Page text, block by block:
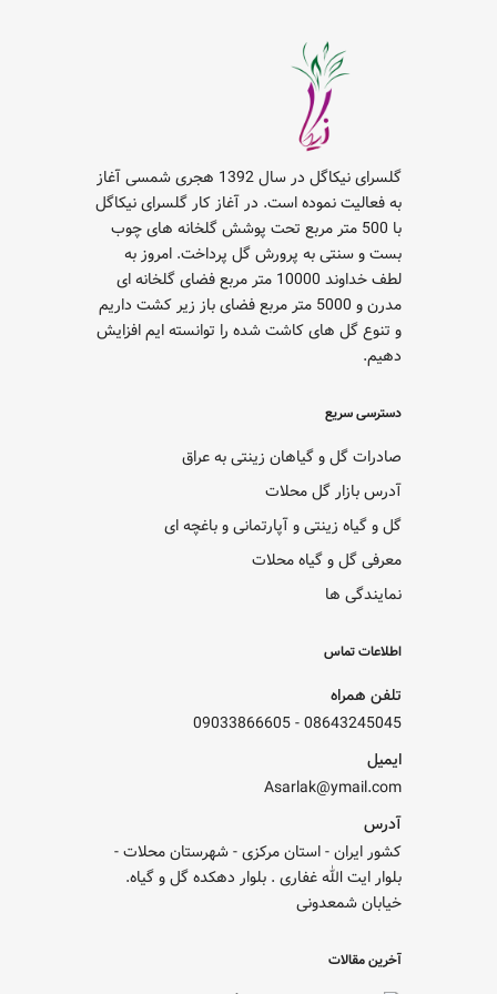
گلسرای نیکاگل در سال 1392 هجری شمسی آغاز
به فعالیت نموده است. در آغاز کار گلسرای نیکاگل
با 500 متر مربع تحت پوشش گلخانه های چوب
بست و سنتی به پرورش گل پرداخت. امروز به
لطف خداوند 10000 متر مربع فضای گلخانه ای
مدرن و 5000 متر مربع فضای باز زیر کشت داریم
و تنوع گل های کاشت شده را توانسته ایم افزایش
دهیم.
دسترسی سریع
صادرات گل و گیاهان زینتی به عراق
آدرس بازار گل محلات
گل و گیاه زینتی و آپارتمانی و باغچه ای
معرفی گل و گیاه محلات
نمایندگی ها
اطلاعات تماس
تلفن همراه
08643245045
-
09033866605
ایمیل
Asarlak@ymail.com
آدرس
کشور ایران - استان مرکزی - شهرستان محلات -
بلوار ایت الله غفاری . بلوار دهکده گل و گیاه.
خیابان شمعدونی
آخرین مقالات